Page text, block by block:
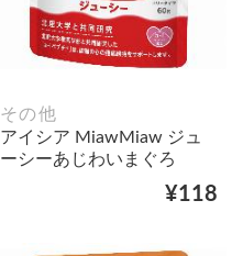
その他
アイシア MiawMiaw ジュ
ーシーあじわいまぐろ
¥118